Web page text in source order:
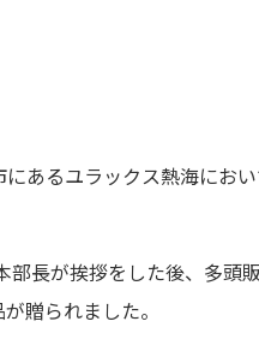
あるユラックス熱海にお
長が挨拶をした後、多頭
贈られました。